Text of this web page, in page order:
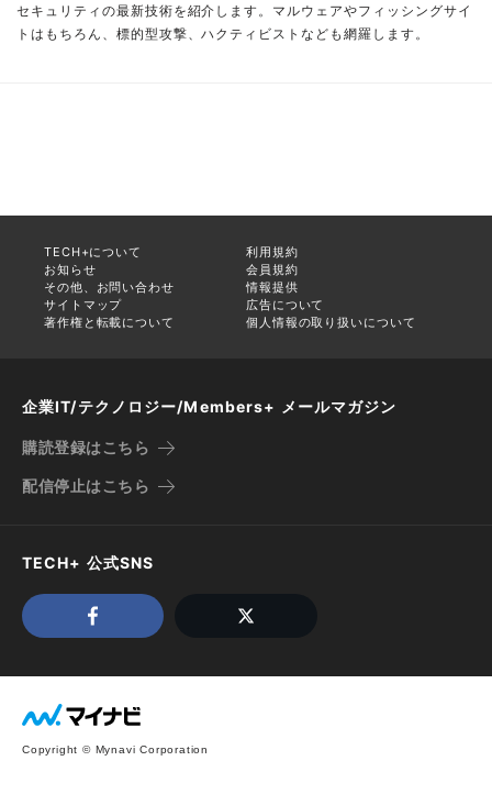
セキュリティの最新技術を紹介します。マルウェアやフィッシングサイ
トはもちろん、標的型攻撃、ハクティビストなども網羅します。
TECH+について
利用規約
お知らせ
会員規約
その他、お問い合わせ
情報提供
サイトマップ
広告について
著作権と転載について
個人情報の取り扱いについて
企業IT/テクノロジー/Members+ メールマガジン
購読登録はこちら
配信停止はこちら
TECH+ 公式SNS
Copyright © Mynavi Corporation